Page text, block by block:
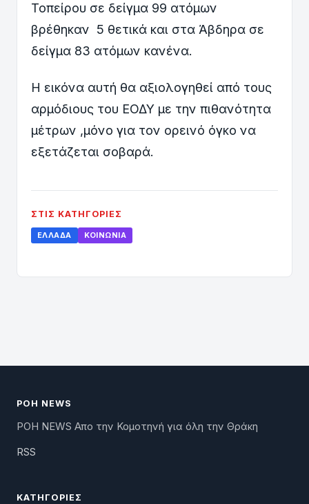
Τοπείρου σε δείγμα 99 ατόμων
βρέθηκαν 5 θετικά και στα Άβδηρα σε
δείγμα 83 ατόμων κανένα.
Η εικόνα αυτή θα αξιολογηθεί από τους
αρμόδιους του ΕΟΔΥ με την πιθανότητα
μέτρων ,μόνο για τον ορεινό όγκο να
εξετάζεται σοβαρά.
ΣΤΙΣ ΚΑΤΗΓΟΡΊΕΣ
ΕΛΛΆΔΑ ΚΟΙΝΩΝΊΑ
ΡΟΗ NEWS
ΡΟΗ NEWS Απο την Κομοτηνή για όλη την Θράκη
RSS
ΚΑΤΗΓΟΡΊΕΣ